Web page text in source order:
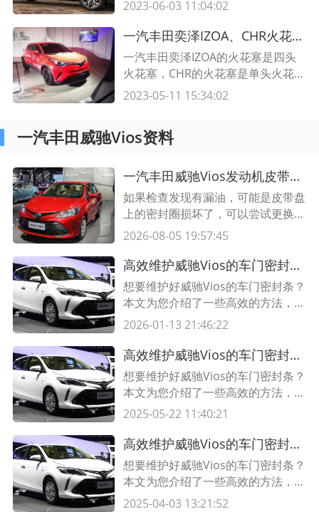
人员就可以更容易、更准确的为您提
能是由于发动机内部的缸体和活塞环
损坏、垫片磨损或活塞发生卡死等原
因而引起的。如果发动机排气异响震
动，应立即将车辆送至指定4S店进
行检查，以便尽快确定故障原因，并
2023-06-03 11:04:02
一汽丰田奕泽IZOA、CHR火花塞四头和单头区别,火花塞双点火嘴和单点火嘴
一汽丰田奕泽IZOA的火花塞是四头
火花塞，CHR的火花塞是单头火花
塞。四头火花塞的特点是：火花塞的
工作。单头火花塞的特点是：火花塞
均匀，发动机的点火效率相对较低，
但发动机维护更加简单、便利。
2023-05-11 15:34:02
一汽丰田威驰Vios资料
一汽丰田威驰Vios发动机皮带盘附近漏油,发动机皮带漏油还能开吗
如果检查发现有漏油，可能是皮带盘
上的密封圈损坏了，可以尝试更换新
的密封圈；如果检查发现皮带盘有损
动机的正常工作。
2026-08-05 19:57:45
高效维护威驰Vios的车门密封条，延长车门密封条寿命的方法
想要维护好威驰Vios的车门密封条？
本文为您介绍了一些高效的方法，延
长车门密封条的使用寿命，让您的车
2026-01-13 21:46:22
高效维护威驰Vios的车门密封条，延长车门密封条寿命的方法
想要维护好威驰Vios的车门密封条？
本文为您介绍了一些高效的方法，延
长车门密封条的使用寿命，让您的车
2025-05-22 11:40:21
高效维护威驰Vios的车门密封条，延长车门密封条寿命的方法
想要维护好威驰Vios的车门密封条？
本文为您介绍了一些高效的方法，延
长车门密封条的使用寿命，让您的车
2025-04-03 13:21:52